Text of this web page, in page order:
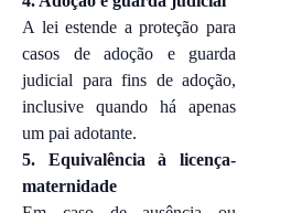
A lei estende a proteção para
casos de adoção e guarda
judicial para fins de adoção,
inclusive quando há apenas
um pai adotante.
5. Equivalência à licença-
maternidade